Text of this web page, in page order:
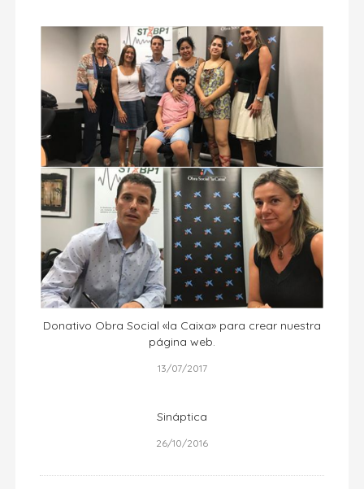
Donativo Obra Social «la Caixa» para crear nuestra
página web.
13/07/2017
Sináptica
26/10/2016